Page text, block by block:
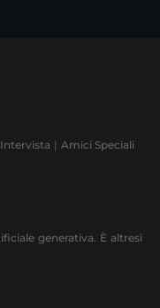
Amici Speciali
generativa. È altresì